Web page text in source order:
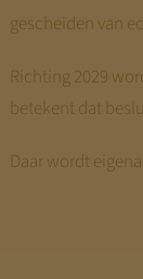
gescheiden van
Richting 2029
betekent dat
Daar wordt